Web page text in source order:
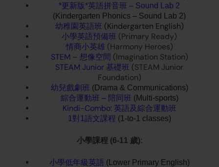
*更新版*英語拼音班 – Sound Lab 2
(Kindergarten Phonics – Sound Lab 2)
幼稚園英語班 (Kindergarten English)
小學英語預備班 (Primary Ready)
情商小英雄 (Harmony Heroes)
STEM – 想像空間 (Imagination Station)
STEAM Junior 基礎班 (STEAM Junior
Foundation)
幼兒戲劇班 (Drama & Communications)
綜合運動班 – 陪同班 (Multi-sports)
Kindi-Combo: 英語及綜合運動班
1對1語文課程 (1-to-1 classes)
小學課程 (6-11 歲):
小學低年級英語 (Lower Primary English)